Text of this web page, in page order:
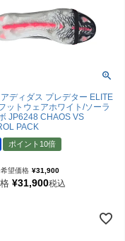
ディダス プレデター ELITE
ットウェアホワイト/ソーラ
JP6248 CHAOS VS
PACK
ポイント10倍
望価格 ¥31,900
¥31,900税込